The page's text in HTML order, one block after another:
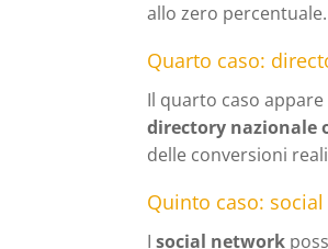
allo zero percentuale.
Quarto caso:
Il quarto caso
directory nazionale
delle conversioni
Quinto caso:
Isocial network